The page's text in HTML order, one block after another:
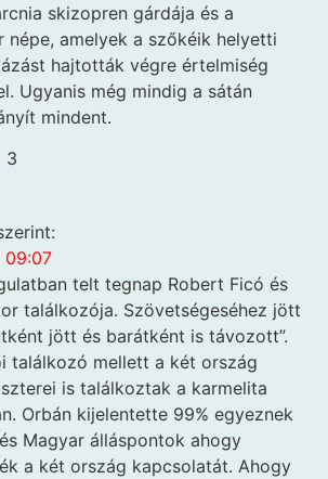
skizopren gárdája és a
népe, amelyek a szőkéik helyetti
hajtották végre értelmiség
Ugyanis még mindig a sátán
mindent.
3
09:07
telt tegnap Robert Ficó és
találkozója. Szövetségeséhez jött
jött és barátként is távozott”.
találkozó mellett a két ország
is találkoztak a karmelita
Orbán kijelentette 99% egyeznek
Magyar álláspontok ahogy
a két ország kapcsolatát. Ahogy